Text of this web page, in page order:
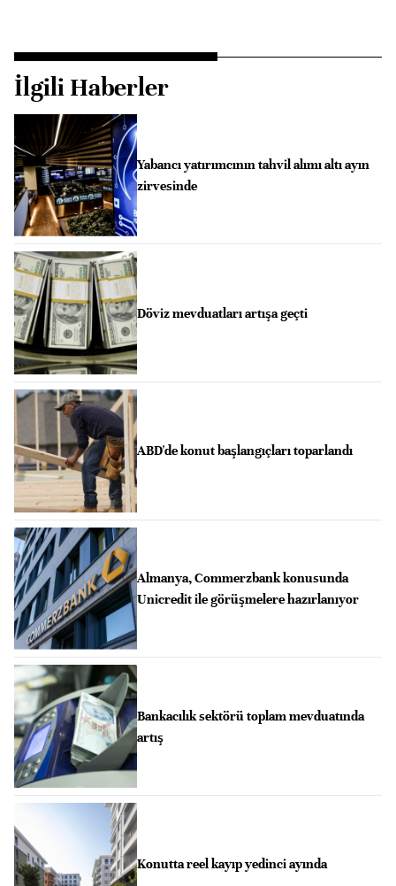
İlgili Haberler
Yabancı yatırımcının tahvil alımı altı ayın
zirvesinde
Döviz mevduatları artışa geçti
ABD'de konut başlangıçları toparlandı
Almanya, Commerzbank konusunda
Unicredit ile görüşmelere hazırlanıyor
Bankacılık sektörü toplam mevduatında
artış
Konutta reel kayıp yedinci ayında